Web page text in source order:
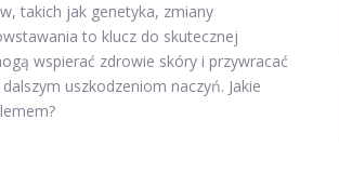
takich jak genetyka, zmiany
to klucz do skutecznej
wspierać zdrowie skóry i przywracać
uszkodzeniom naczyń. Jakie